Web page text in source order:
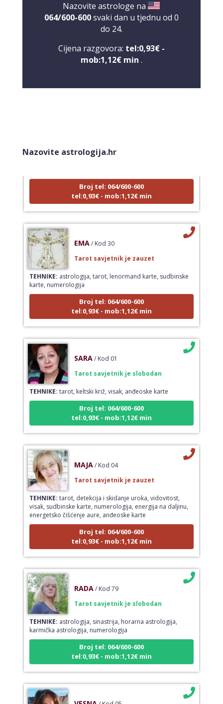
Nazovite astrologe na
064/600-600svaki dan u tjednu od 0
do 24.
Cijena razgovora: tel:0,93€ -
mob:1,12€ min .
Nazovite astrologija.hr
Broj tel: 064/600-600
tel:0,93€ - mob:1,12€ min
TEHNIKE:astrologija, tarot, lenormand karte, sudbinske
karte, numerologija
Broj tel: 064/600-600
tel:0,93€ - mob:1,12€ min
TEHNIKE:tarot, keltski križ, visak, anđeoske karte
Broj tel: 064/600-600
tel:0,93€ - mob:1,12€ min
TEHNIKE:tarot, detekcija i skidanje uroka, vidovitost,
visak, sudbinske karte, numerologija, energija na daljinu,
energetsko čišćenje aure, anđeoske karte
Broj tel: 064/600-600
tel:0,93€ - mob:1,12€ min
TEHNIKE:astrologija, sinastrija, horarna astrologija,
karmička astrologija, numerologija
Broj tel: 064/600-600
tel:0,93€ - mob:1,12€ min